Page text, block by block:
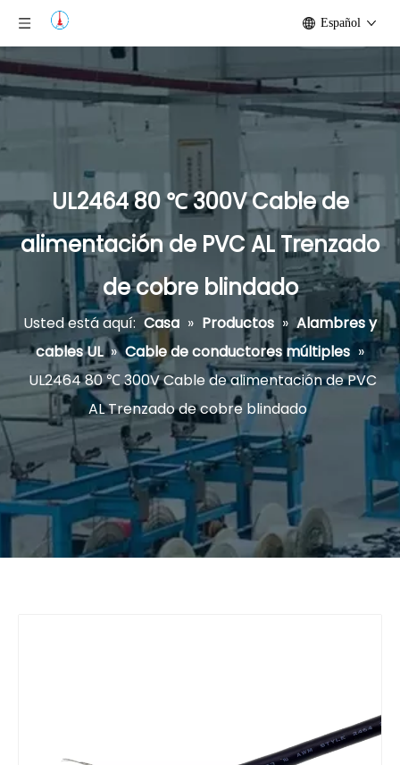
Español
UL2464 80 ℃ 300V Cable de
alimentación de PVC AL Trenzado
de cobre blindado
Usted está aquí: Casa » Productos » Alambres y
cables UL » Cable de conductores múltiples »
UL2464 80 ℃ 300V Cable de alimentación de PVC
AL Trenzado de cobre blindado